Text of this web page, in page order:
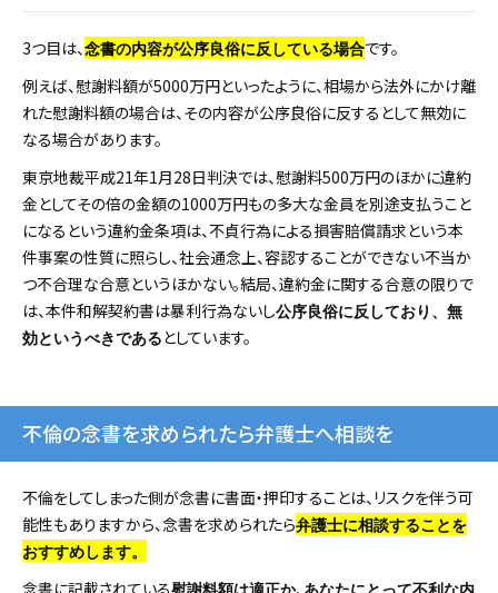
3つ目は、念書の内容が公序良俗に反している場合です。
例えば、慰謝料額が5000万円といったように、相場から法外にかけ離
れた慰謝料額の場合は、その内容が公序良俗に反するとして無効に
なる場合があります。
東京地裁平成21年1月28日判決では、慰謝料500万円のほかに違約
金としてその倍の金額の1000万円もの多大な金員を別途支払うこと
になるという違約金条項は、不貞行為による損害賠償請求という本
件事案の性質に照らし、社会通念上、容認することができない不当か
つ不合理な合意というほかない。結局、違約金に関する合意の限りで
は、本件和解契約書は暴利行為ないし公序良俗に反しており、無
効というべきである としています。
不倫の念書を求められたら弁護士へ相談を
不倫をしてしまった側が念書に書面・押印することは、リスクを伴う可
能性もありますから、念書を求められたら弁護士に相談することを
おすすめします。